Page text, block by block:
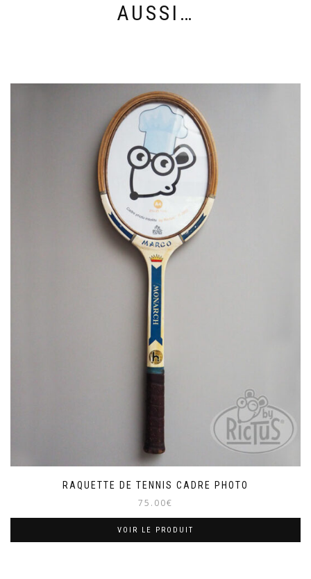
AUSSI…
RAQUETTE DE TENNIS CADRE PHOTO
75.00€
VOIR LE PRODUIT